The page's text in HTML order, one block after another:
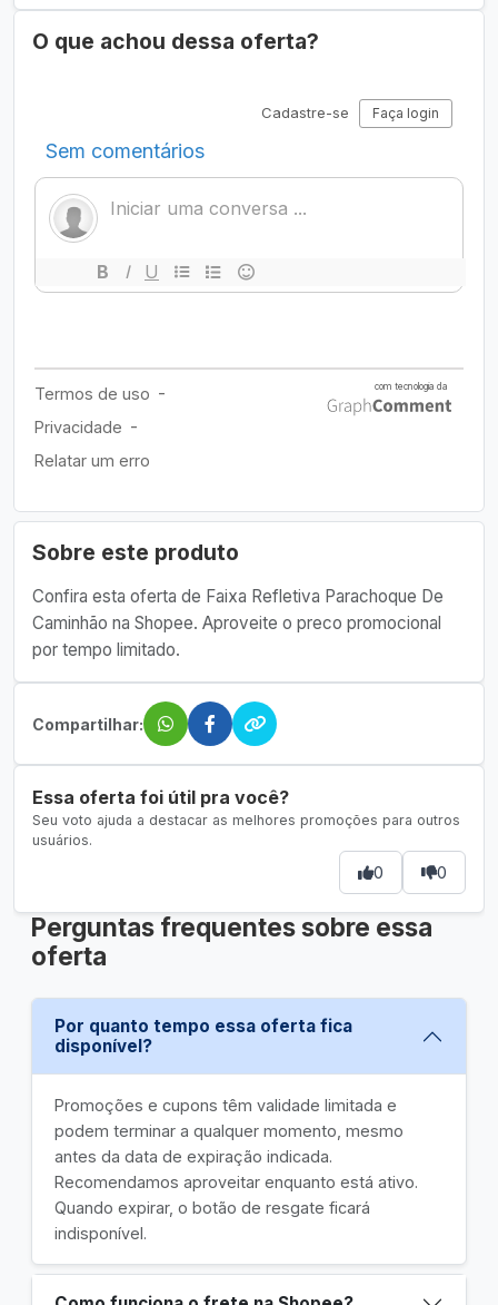
Sobre este produto
Confira esta oferta de Faixa Refletiva Parachoque De
Caminhão na Shopee. Aproveite o preco promocional
por tempo limitado.
Compartilhar:
Essa oferta foi útil pra você?
Seu voto ajuda a destacar as melhores promoções para outros
usuários.
0 0
Perguntas frequentes sobre essa
oferta
Por quanto tempo essa oferta fica
disponível?
Promoções e cupons têm validade limitada e
podem terminar a qualquer momento, mesmo
antes da data de expiração indicada.
Recomendamos aproveitar enquanto está ativo.
Quando expirar, o botão de resgate ficará
indisponível.
O que achou dessa oferta?